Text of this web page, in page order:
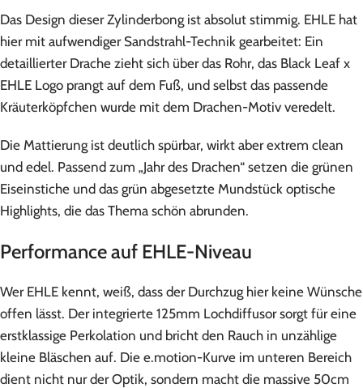
Das Design dieser Zylinderbong ist absolut stimmig. EHLE hat
hier mit aufwendiger Sandstrahl-Technik gearbeitet: Ein
detaillierter Drache zieht sich über das Rohr, das Black Leaf x
EHLE Logo prangt auf dem Fuß, und selbst das passende
Kräuterköpfchen wurde mit dem Drachen-Motiv veredelt.
Die Mattierung ist deutlich spürbar, wirkt aber extrem clean
und edel. Passend zum „Jahr des Drachen“ setzen die grünen
Eiseinstiche und das grün abgesetzte Mundstück optische
Highlights, die das Thema schön abrunden.
Performance auf EHLE-Niveau
Wer EHLE kennt, weiß, dass der Durchzug hier keine Wünsche
offen lässt. Der integrierte 125mm Lochdiffusor sorgt für eine
erstklassige Perkolation und bricht den Rauch in unzählige
kleine Bläschen auf. Die e.motion-Kurve im unteren Bereich
dient nicht nur der Optik, sondern macht die massive 50cm